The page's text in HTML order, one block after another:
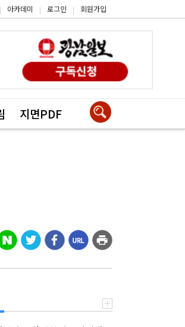
| 아카데미 | 로그인 | 회원가입
지면PDF